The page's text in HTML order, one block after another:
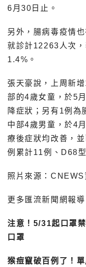
6月30日止。
另外，腸病毒疫情
就診計12263人次
1.4%。
張天豪說，上周新
部的4歲女童，於5
降症狀；另有1例為
中部4歲男童，於4
療後症狀均改善，
例累計11例、D68
照片來源：
更多匯流新聞網報導
注意！5/31起口罩
口罩
猴痘竄破百例了！